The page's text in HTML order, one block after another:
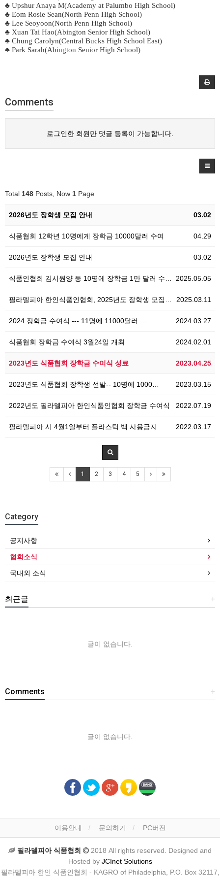
♣ Upshur Anaya M(Academy at Palumbo High School)
♣ Eom Rosie Sean(North Penn High School)
♣ Lee Seoyoon(North Penn High School)
♣ Xuan Tai Hao(Abington Senior High School)
♣ Chung Carolyn(Central Bucks High School East)
♣ Park Sarah(Abington Senior High School)
Comments
로그인한 회원만 댓글 등록이 가능합니다.
Total 148 Posts, Now 1 Page
03.02
2026년도 장학생 모집 안내
04.29
식품협회 12학년 10명에게 장학금 10000달러 수여
03.02
2026년도 장학생 모집 안내
2025.05.05
식품인협회 김시원양 등 10명에 장학금 1만 달러 수…
2025.03.11
필라델피아 한인식품인협회, 2025년도 장학생 모집 안…
2024.03.27
2024 장학금 수여식 --- 11명에 11000달러 …
2024.02.01
식품협회 장학금 수여식 3월24일 개최
2023.04.25
2023년도 식품협회 장학금 수여식 성료
2023.03.15
2023년도 식품협회 장학생 선발-- 10명에 1000…
2022.07.19
2022년도 필라델피아 한인식품인협회 장학금 수여식
2022.03.17
필라델피아 시 4월1일부터 플라스틱 백 사용금지
1 2 3 4 5
Category
공지사항
협회소식
국내외 소식
+
최근글
글이 없습니다.
+
Comments
글이 없습니다.
이용안내 문의하기 PC버전
필라델피아 식품협회
2018 All rights reserved. Designed and
Hosted by JCInet Solutions
필라델피아 한인 식품인협회 - KAGRO of Philadelphia, P.O. Box 32117,